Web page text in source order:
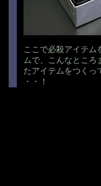
ここで必殺アイテム
ムで、こんなとこ
たアイテムをつくっ
・・！